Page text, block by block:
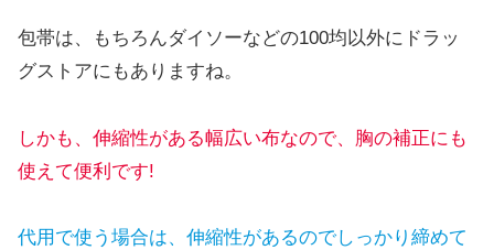
包帯は、もちろんダイソーなどの100均以外にドラッ
グストアにもありますね。
しかも、伸縮性がある幅広い布なので、胸の補正にも
使えて便利です!
代用で使う場合は、伸縮性があるのでしっかり締めて